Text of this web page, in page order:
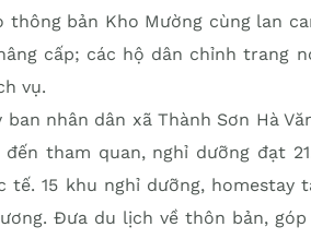
thông bản Kho Mường cùng lan
cấp; các hộ dân chỉnh trang
vụ.
ban nhân dân xã Thành Sơn Hà
đến tham quan, nghỉ dưỡng đạt
tế. 15 khu nghỉ dưỡng, homestay
Đưa du lịch về thôn bản,